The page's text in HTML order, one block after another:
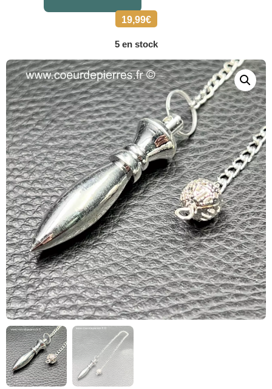
19,99€
5 en stock